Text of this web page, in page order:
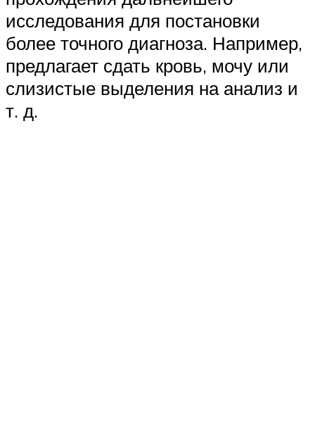
исследования для постановки
более точного диагноза. Например,
предлагает сдать кровь, мочу или
слизистые выделения на анализ и
т. д.